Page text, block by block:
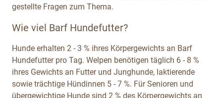
gestellte Fragen zum Thema.
Wie viel Barf Hundefutter?
Hunde erhalten 2 - 3 % ihres Körpergewichts an Barf
Hundefutter pro Tag. Welpen benötigen täglich 6 - 8 %
ihres Gewichts an Futter und Junghunde, laktierende
sowie trächtige Hündinnen 5 - 7 %. Für Senioren und
übergewichtige Hunde sind 2 % des Körpergewichts an